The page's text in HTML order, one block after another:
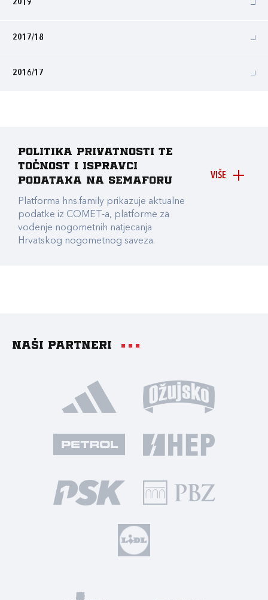
2019
2017/18
2016/17
VIŠE
Politika privatnosti te
točnost i ispravci
podataka na Semaforu
Platforma hns.family prikazuje aktualne
podatke iz COMET-a, platforme za
vođenje nogometnih natjecanja
Hrvatskog nogometnog saveza.
Naši partneri